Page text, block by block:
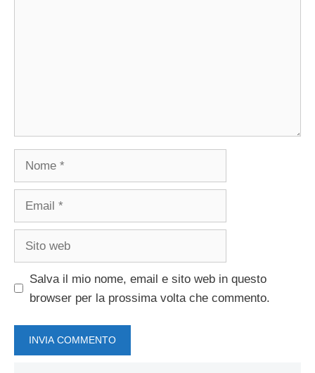
Salva il mio nome, email e sito web in questo
browser per la prossima volta che commento.